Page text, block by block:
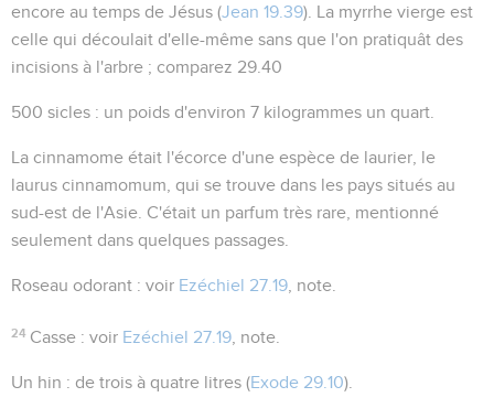
encore au temps de Jésus (Jean 19.39). La myrrhe vierge est
celle qui découlait d'elle-même sans que l'on pratiquât des
incisions à l'arbre ; comparez 29.40
500 sicles : un poids d'environ 7 kilogrammes un quart.
La cinnamome était l'écorce d'une espèce de laurier, le
laurus cinnamomum , qui se trouve dans les pays situés au
sud-est de l'Asie. C'était un parfum très rare, mentionné
seulement dans quelques passages.
Roseau odorant : voir Ezéchiel 27.19 , note.
24 Casse : voir Ezéchiel 27.19 , note.
Un hin : de trois à quatre litres (Exode 29.10).